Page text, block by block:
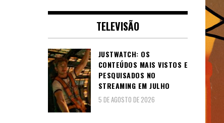
TELEVISÃO
JUSTWATCH: OS
CONTEÚDOS MAIS VISTOS E
PESQUISADOS NO
STREAMING EM JULHO
5 DE AGOSTO DE 2026